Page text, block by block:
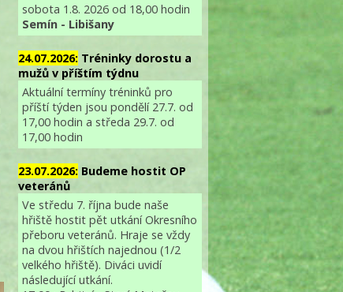
sobota 1.8. 2026 od 18,00 hodin
Semín - Libišany
24.07.2026: Tréninky dorostu a
mužů v příštím týdnu
Aktuální termíny tréninků pro
příští týden jsou pondělí 27.7. od
17,00 hodin a středa 29.7. od
17,00 hodin
23.07.2026: Budeme hostit OP
veteránů
Ve středu 7. října bude naše
hřiště hostit pět utkání Okresního
přeboru veteránů. Hraje se vždy
na dvou hřištích najednou (1/2
velkého hřiště). Diváci uvidí
následující utkání.